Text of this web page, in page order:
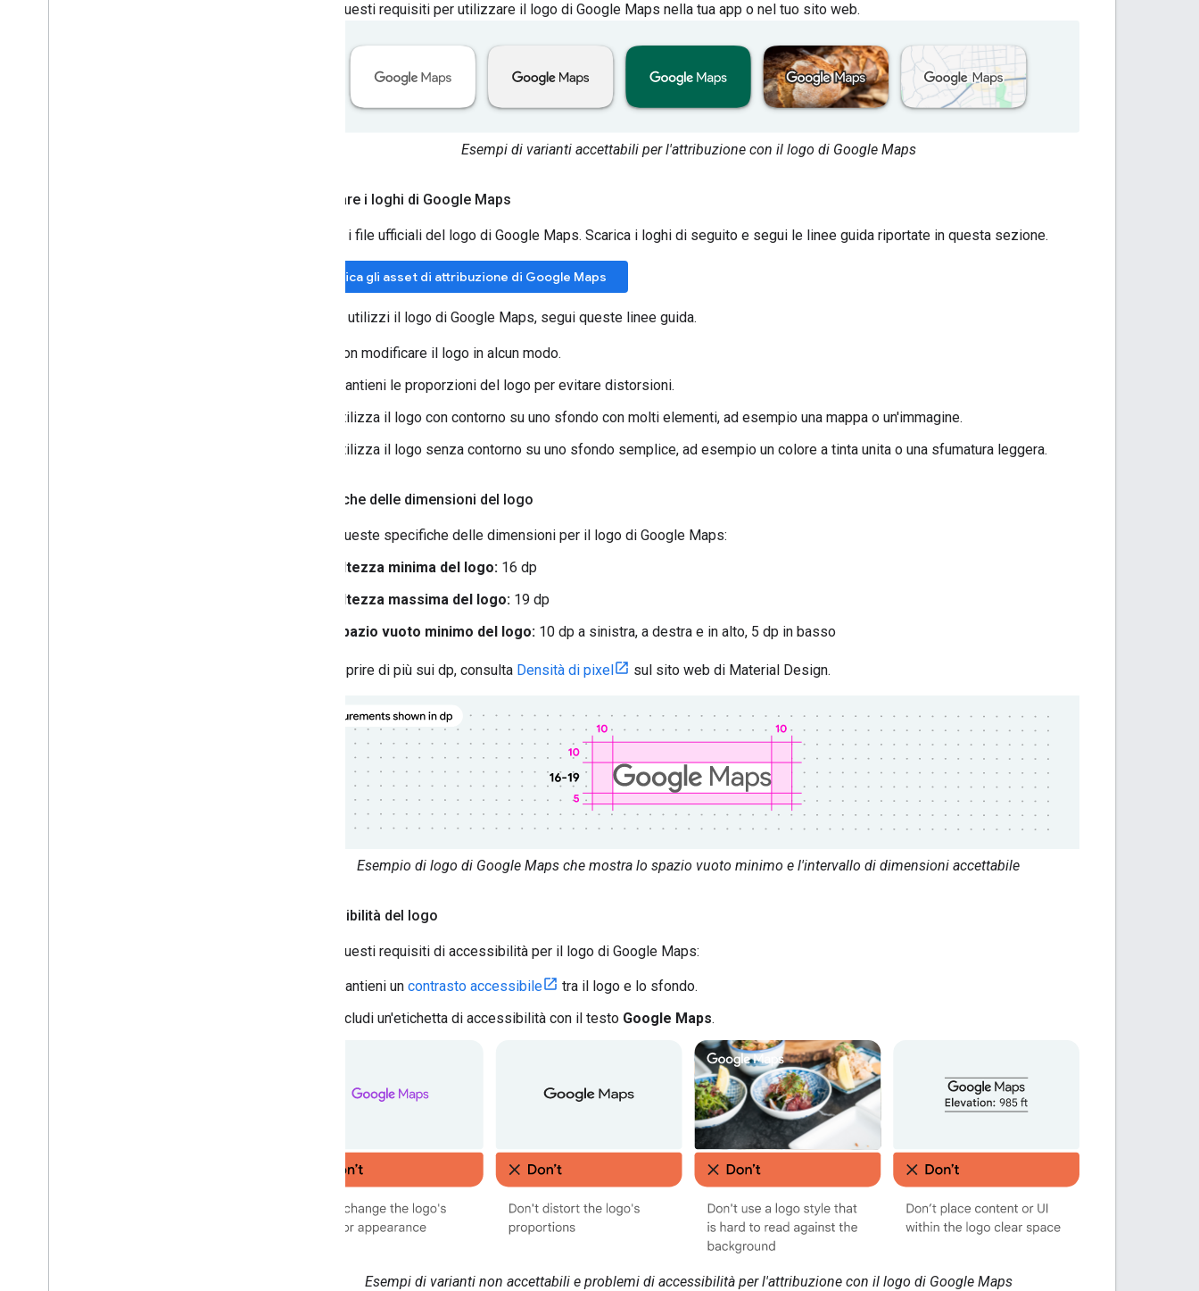
Segui questi requisiti per utilizzare il logo di Google Maps nella tua app o nel tuo sito web.
Esempi di varianti accettabili per l'attribuzione con il logo di Google Maps
Scaricare i loghi di Google Maps
Utilizza i file ufficiali del logo di Google Maps. Scarica i loghi di seguito e segui le linee guida riportate in questa sezione.
Scarica gli asset di attribuzione di Google Maps
Quando utilizzi il logo di Google Maps, segui queste linee guida.
Non modificare il logo in alcun modo.
Mantieni le proporzioni del logo per evitare distorsioni.
Utilizza il logo con contorno su uno sfondo con molti elementi, ad esempio una mappa o un'immagine.
Utilizza il logo senza contorno su uno sfondo semplice, ad esempio un colore a tinta unita o una sfumatura leggera.
Specifiche delle dimensioni del logo
Segui queste specifiche delle dimensioni per il logo di Google Maps:
Altezza minima del logo: 16 dp
Altezza massima del logo: 19 dp
Spazio vuoto minimo del logo: 10 dp a sinistra, a destra e in alto, 5 dp in basso
Per scoprire di più sui dp, consulta Densità di pixel sul sito web di Material Design.
Esempio di logo di Google Maps che mostra lo spazio vuoto minimo e l'intervallo di dimensioni accettabile
Accessibilità del logo
Segui questi requisiti di accessibilità per il logo di Google Maps:
Mantieni un contrasto accessibile
tra il logo e lo sfondo.
Includi un'etichetta di accessibilità con il testo Google Maps.
Esempi di varianti non accettabili e problemi di accessibilità per l'attribuzione con il logo di Google Maps